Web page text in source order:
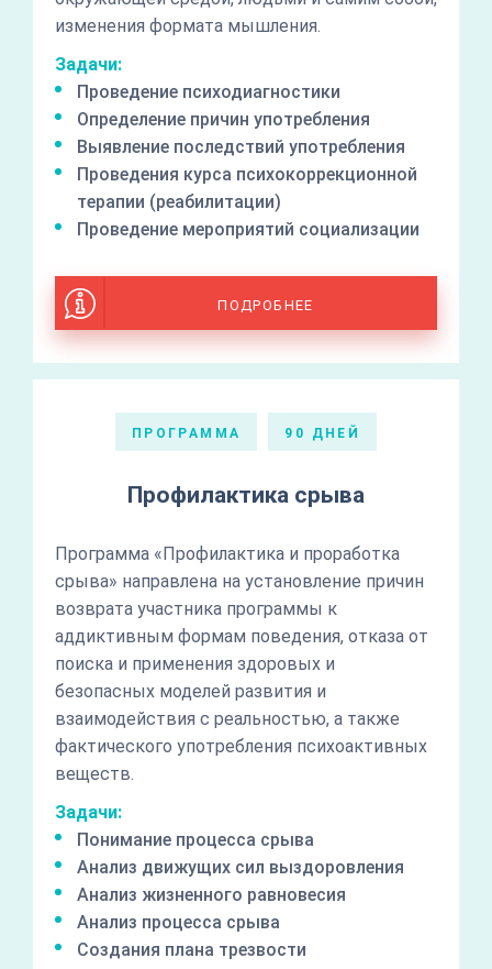
изменения формата мышления.
Задачи:
Проведение психодиагностики
Определение причин употребления
Выявление последствий употребления
Проведения курса психокоррекционной
терапии (реабилитации)
Проведение мероприятий социализации
ПОДРОБНЕЕ
ПРОГРАММА 90 ДНЕЙ
Профилактика срыва
Программа «Профилактика и проработка
срыва» направлена на установление причин
возврата участника программы к
аддиктивным формам поведения, отказа от
поиска и применения здоровых и
безопасных моделей развития и
взаимодействия с реальностью, а также
фактического употребления психоактивных
веществ.
Задачи:
Понимание процесса срыва
Анализ движущих сил выздоровления
Анализ жизненного равновесия
Анализ процесса срыва
Создания плана трезвости